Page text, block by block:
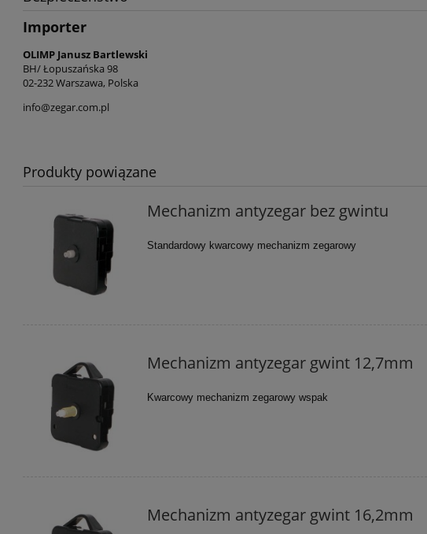
Importer
OLIMP Janusz Bartlewski
BH/ Łopuszańska 98
02-232 Warszawa, Polska
info@zegar.com.pl
Produkty powiązane
Mechanizm antyzegar bez gwintu
Standardowy kwarcowy mechanizm zegarowy
Mechanizm antyzegar gwint 12,7mm
Kwarcowy mechanizm zegarowy wspak
Mechanizm antyzegar gwint 16,2mm